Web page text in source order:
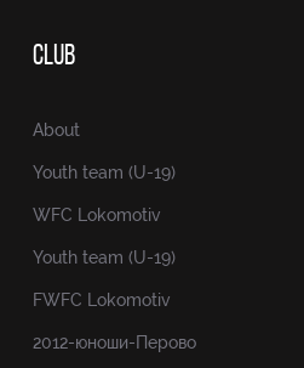
CLUB
About
Youth team (U-19)
WFC Lokomotiv
Youth team (U-19)
FWFC Lokomotiv
2012-юноши-Перово